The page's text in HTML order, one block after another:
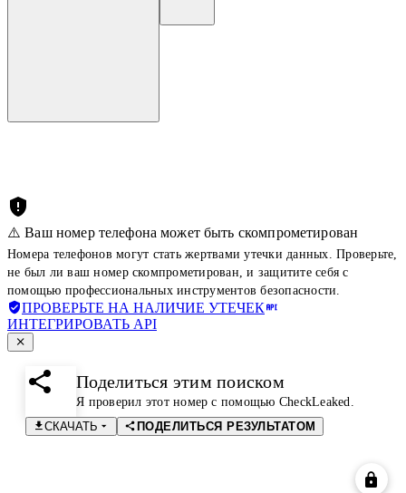
⚠️ Ваш номер телефона может быть скомпрометирован
Номера телефонов могут стать жертвами утечки данных. Проверьте,
не был ли ваш номер скомпрометирован, и защитите себя с
помощью профессиональных инструментов безопасности.
ПРОВЕРЬТЕ НА НАЛИЧИЕ УТЕЧЕК
ИНТЕГРИРОВАТЬ API
Поделиться этим поиском
Я проверил этот номер с помощью CheckLeaked.
СКАЧАТЬ
ПОДЕЛИТЬСЯ РЕЗУЛЬТАТОМ